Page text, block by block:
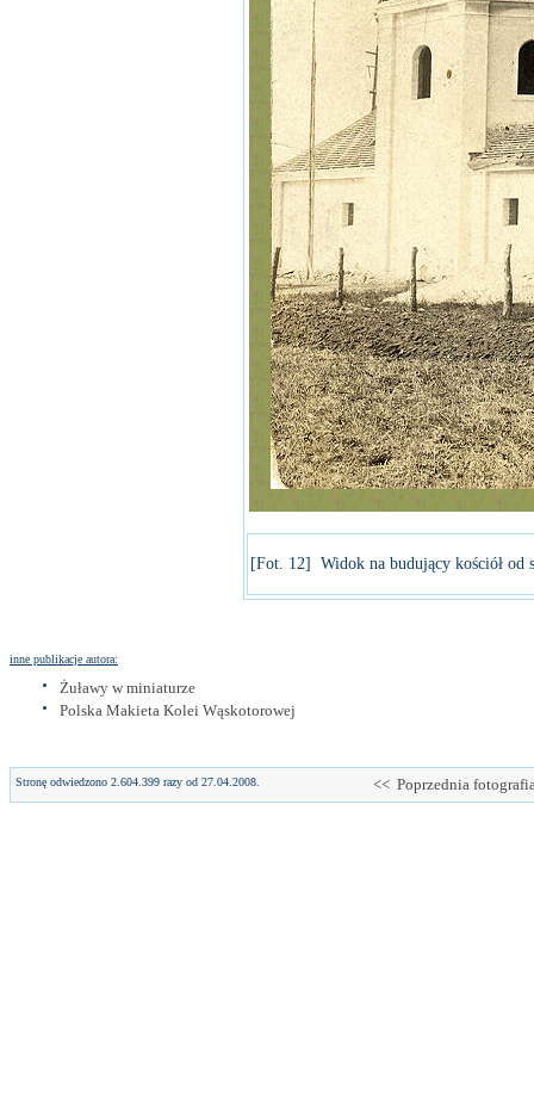
[Fot. 12] Widok na budujący kościół od
inne publikacje autora:
Żuławy w miniaturze
Polska Makieta Kolei Wąskotorowej
Stronę odwiedzono 2.604.399 razy od 27.04.2008. << Poprzednia